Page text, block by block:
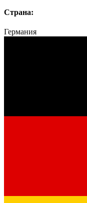
Страна:
Германия